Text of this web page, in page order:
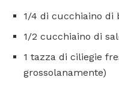
1/4 di cucchiaino di
1/2 cucchiaino di
1 tazza di ciliegie
grossolanamente)